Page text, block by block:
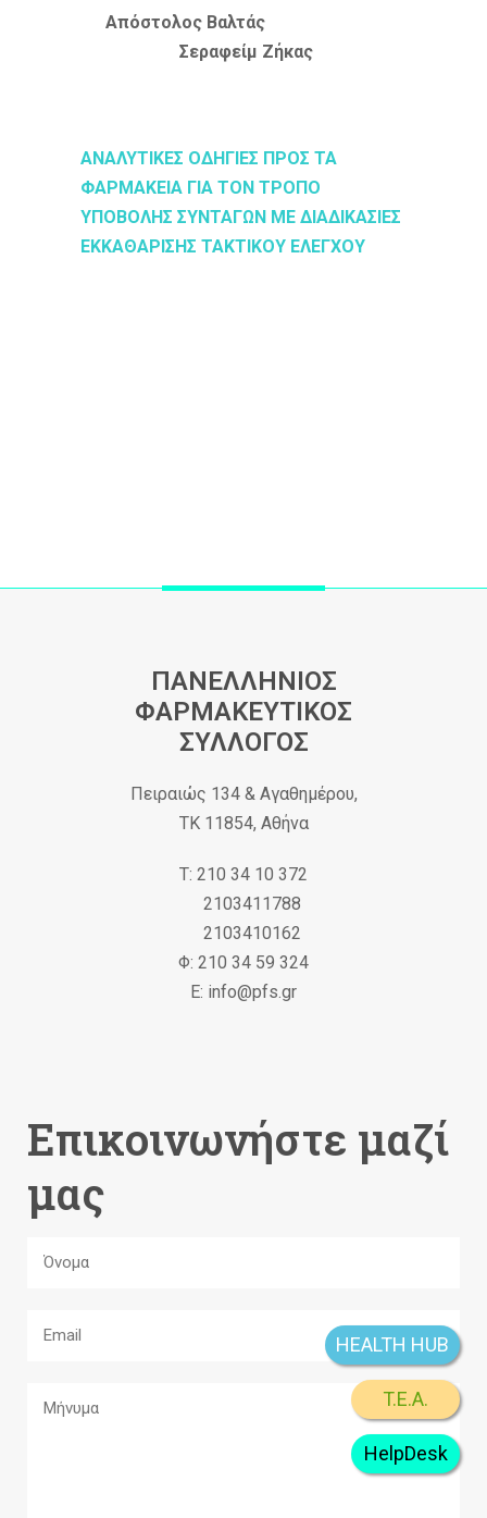
Απόστολος Βαλτάς
Σεραφείμ Ζήκας
ΑΝΑΛΥΤΙΚΕΣ ΟΔΗΓΙΕΣ ΠΡΟΣ ΤΑ
ΦΑΡΜΑΚΕΙΑ ΓΙΑ ΤΟΝ ΤΡΟΠΟ
ΥΠΟΒΟΛΗΣ ΣΥΝΤΑΓΩΝ ΜΕ ΔΙΑΔΙΚΑΣΙΕΣ
ΕΚΚΑΘΑΡΙΣΗΣ ΤΑΚΤΙΚΟΥ ΕΛΕΓΧΟΥ
ΠΑΝΕΛΛΗΝΙΟΣ
ΦΑΡΜΑΚΕΥΤΙΚΟΣ
ΣΥΛΛΟΓΟΣ
Πειραιώς 134 & Αγαθημέρου,
ΤΚ 11854, Αθήνα
Τ: 210 34 10 372
2103411788
2103410162
Φ: 210 34 59 324
Ε: info@pfs.gr
Επικοινωνήστε μαζί
μας
HelpDesk
T.E.A.
HEALTH HUB